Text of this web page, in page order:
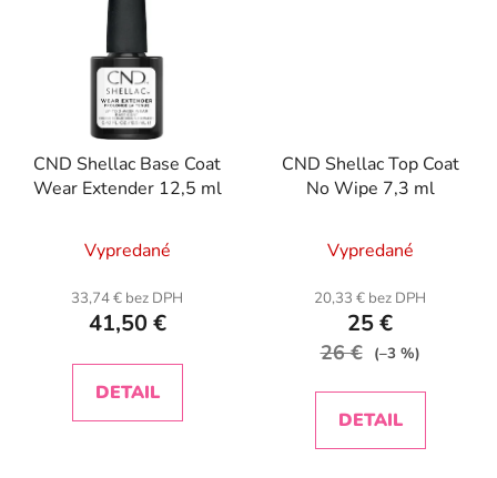
CND Shellac Base Coat
Wear Extender 12,5 ml
Vypredané
33,74 € bez DPH
41,50 €
DETAIL
CND Shellac Top Coat
No Wipe 7,3 ml
Vypredané
20,33 € bez DPH
25 €
26 € (–3 %)
DETAIL